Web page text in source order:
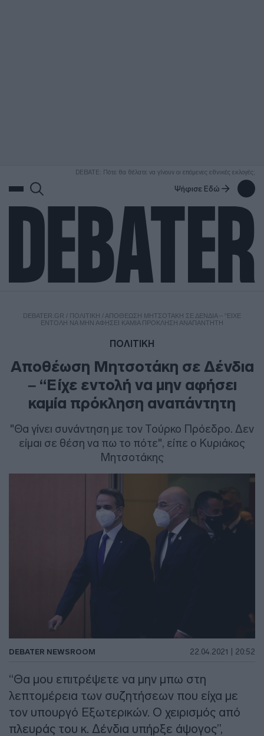
DEBATE: Πότε θα θέλατε να γίνουν οι επόμενες εθνικές εκλογές;
Ψήφισε Εδώ
DEBATER.GR / ΠΟΛΙΤΙΚΗ / ΑΠΟΘΈΩΣΗ ΜΗΤΣΟΤΆΚΗ ΣΕ ΔΈΝΔΙΑ – “ΕΊΧΕ
ΕΝΤΟΛΉ ΝΑ ΜΗΝ ΑΦΉΣΕΙ ΚΑΜΊΑ ΠΡΌΚΛΗΣΗ ΑΝΑΠΆΝΤΗΤΗ
ΠΟΛΙΤΙΚΗ
Αποθέωση Μητσοτάκη σε Δένδια
– “Είχε εντολή να μην αφήσει
καμία πρόκληση αναπάντητη
"Θα γίνει συνάντηση με τον Τούρκο Πρόεδρο. Δεν
είμαι σε θέση να πω το πότε", είπε ο Κυριάκος
Μητσοτάκης
DEBATER NEWSROOM 22.04.2021 | 20:52
“Θα μου επιτρέψετε να μην μπω στη
λεπτομέρεια των συζητήσεων που είχα με
τον υπουργό Εξωτερικών. Ο χειρισμός από
πλευράς του κ. Δένδια υπήρξε άψογος”,